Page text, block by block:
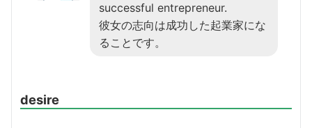
successful entrepreneur.
彼女の志向は成功した起業家にな
ることです。
desire